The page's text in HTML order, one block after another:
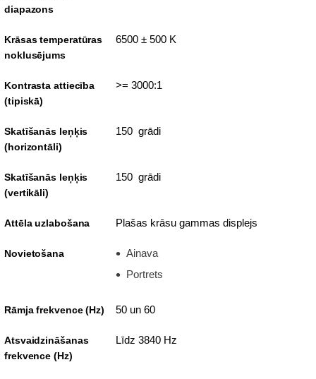
diapazons
Krāsas temperatūras
noklusējums
6500 ± 500 K
Kontrasta attiecība
(tipiskā)
>= 3000:1
Skatīšanās leņķis
(horizontāli)
150 grādi
Skatīšanās leņķis
(vertikāli)
150 grādi
Attēla uzlabošana Plašas krāsu gammas displejs
Novietošana
Ainava
Portrets
Rāmja frekvence (Hz) 50 un 60
Atsvaidzināšanas
frekvence (Hz)
Līdz 3840 Hz